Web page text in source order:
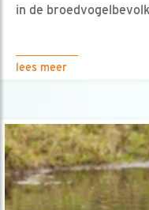
in de
lees meer